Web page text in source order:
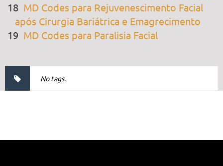
MD Codes para Rejuvenescimento Facial
após Cirurgia Bariátrica e Emagrecimento
MD Codes para Paralisia Facial
No tags.